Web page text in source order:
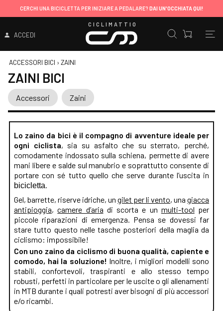
CERCHI UNA BICICLETTA PER INIZIARE A PEDALARE? DAI UN'OCCHIATA QUI!
ACCEDI
CICLIMATTIO
ACCESSORI BICI › ZAINI
ZAINI BICI
Accessori Zaini
Lo zaino da bici è il compagno di avventure ideale per
ogni ciclista, sia su asfalto che su sterrato, perché,
comodamente indossato sulla schiena, permette di avere
mani libere e salde sul manubrio e soprattutto consente di
portare con sé tutto quello che serve durante l’uscita in
bicicletta.
Gel, barrette, riserve idriche, un gilet per li vento, una giacca
antipioggia,camere d’aria di scorta e un multi-tool per
piccole riparazioni di emergenza. Pensa se dovessi far
stare tutto questo nelle tasche posteriori della maglia da
ciclismo: impossibile!
Con uno zaino da ciclismo di buona qualità, capiente e
comodo, hai la soluzione! Inoltre, i migliori modelli sono
stabili, confortevoli, traspiranti e allo stesso tempo
robusti, perfetti in particolare per le uscite o gli allenamenti
in MTB durante i quali potresti aver bisogni di più accessori
e/o ricambi.